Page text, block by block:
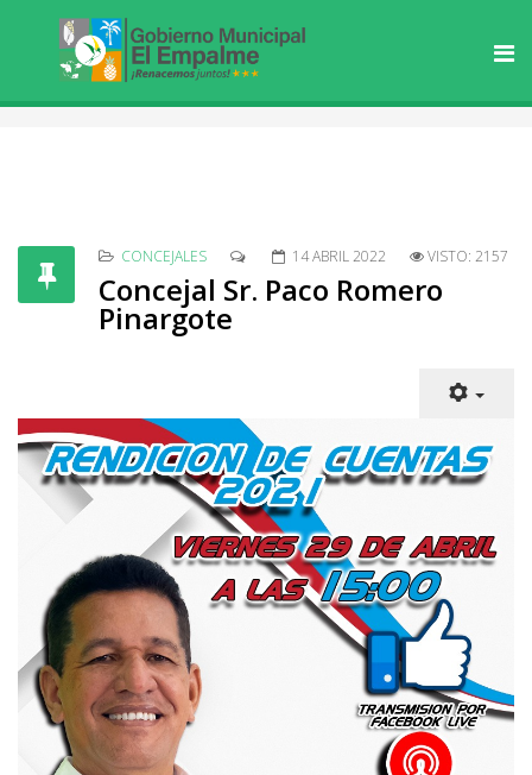
CONCEJALES 14 ABRIL 2022 VISTO: 2157
Concejal Sr. Paco Romero
Pinargote